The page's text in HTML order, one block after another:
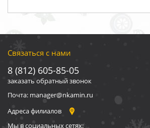
Связаться с нами
8 (812) 605-85-05
заказать обратный звонок
Почта: manager@nkamin.ru
Адреса филиалов
Мы в социальных сетях: